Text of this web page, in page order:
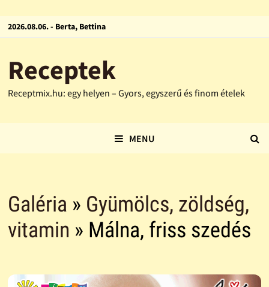
2026.08.06. - Berta, Bettina
Receptek
Receptmix.hu: egy helyen – Gyors, egyszerű és finom ételek
MENU
Galéria » Gyümölcs, zöldség,
vitamin » Málna, friss szedés